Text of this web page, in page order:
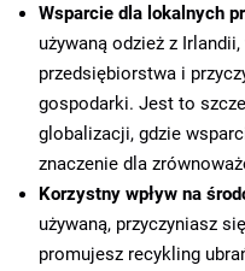
Wsparcie dla lokalnych
używaną odzież z
przedsiębiorstwa i
gospodarki. Jest to
globalizacji, gdzie
znaczenie dla
Korzystny wpływ na
używaną, przyczyniasz
promujesz recykling